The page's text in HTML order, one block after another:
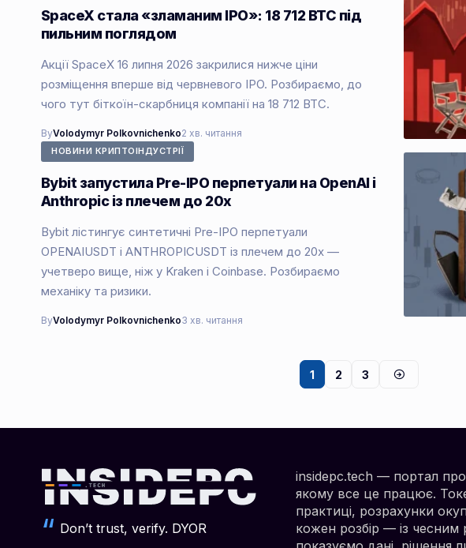
SpaceX стала «зламаним IPO»: 18 712 BTC під
пильним поглядом
Акції SpaceX 16 липня 2026 закрилися нижче ціни
розміщення вперше від червневого IPO. Розбираємо, до
чого тут біткоїн-скарбниця компанії на 18 712 BTC.
ByVolodymyr Polkovnichenko2 хв. читання
НОВИНИ КРИПТОІНДУСТРІЇ
Bybit запустила Pre-IPO перпетуали на OpenAI і
Anthropic із плечем до 20x
Bybit лістингує синтетичні Pre-IPO перпетуали
OPENAIUSDT і ANTHROPICUSDT із плечем до 20x —
учетверо вище, ніж у Kraken і Coinbase. Розбираємо
механіку та ризики.
ByVolodymyr Polkovnichenko3 хв. читання
1 2 3
Don’t trust, verify. DYOR
insidepc.tech — портал
якому все це працює.
практиці, розрахунки
кожен розбір — із